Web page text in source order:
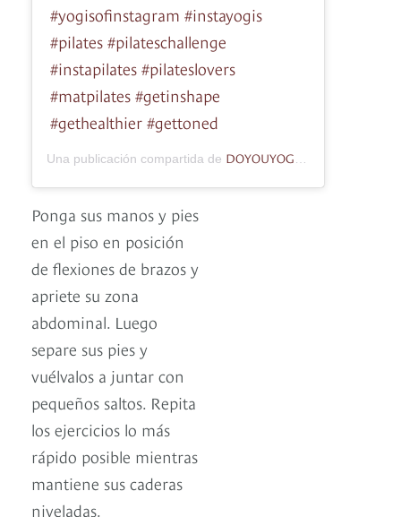
#yogisofinstagram #instayogis
#pilates #pilateschallenge
#instapilates #pilateslovers
#matpilates #getinshape
#gethealthier #gettoned
Una publicación compartida de DOYOUYOGA.com
Ponga sus manos y pies
en el piso en posición
de flexiones de brazos y
apriete su zona
abdominal. Luego
separe sus pies y
vuélvalos a juntar con
pequeños saltos. Repita
los ejercicios lo más
rápido posible mientras
mantiene sus caderas
niveladas.